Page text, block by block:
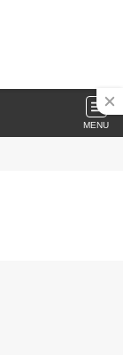
MENU